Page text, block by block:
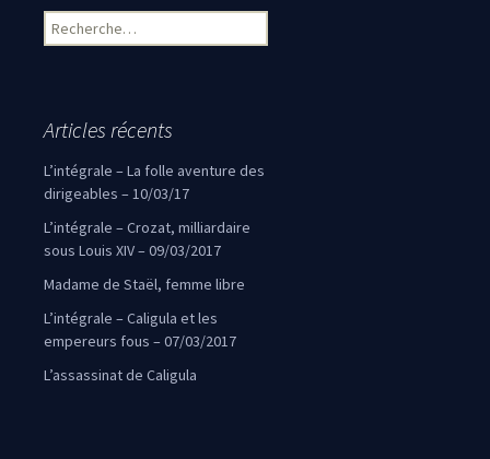
Rechercher :
Articles récents
L’intégrale – La folle aventure des
dirigeables – 10/03/17
L’intégrale – Crozat, milliardaire
sous Louis XIV – 09/03/2017
Madame de Staël, femme libre
L’intégrale – Caligula et les
empereurs fous – 07/03/2017
L’assassinat de Caligula